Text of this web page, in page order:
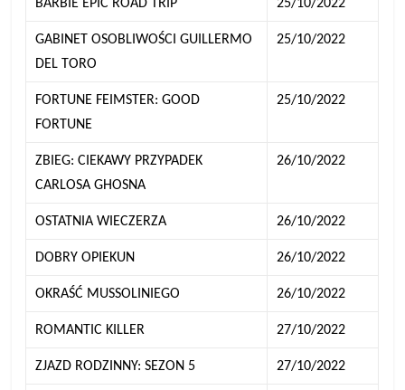
BARBIE EPIC ROAD TRIP 25/10/2022
GABINET OSOBLIWOŚCI GUILLERMO
DEL TORO
25/10/2022
FORTUNE FEIMSTER: GOOD
FORTUNE
25/10/2022
ZBIEG: CIEKAWY PRZYPADEK
CARLOSA GHOSNA
26/10/2022
OSTATNIA WIECZERZA 26/10/2022
DOBRY OPIEKUN 26/10/2022
OKRAŚĆ MUSSOLINIEGO 26/10/2022
ROMANTIC KILLER 27/10/2022
ZJAZD RODZINNY: SEZON 5 27/10/2022